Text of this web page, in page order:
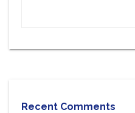
Recent Comments